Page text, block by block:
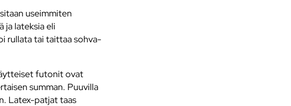
useimmiten
ja lateksia eli
rullata tai taittaa sohva-
futonit ovat
summan. Puuvilla
Latex-patjat taas